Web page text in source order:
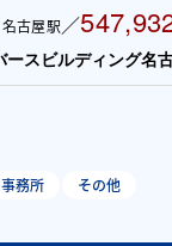
名古屋駅／
ルバースビルディン
事務所 その他